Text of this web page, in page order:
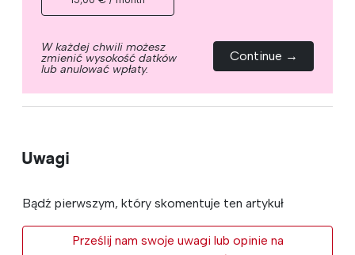
W każdej chwili możesz
zmienić wysokość datków
lub anulować wpłaty.
Continue →
Uwagi
Bądź pierwszym, który skomentuje ten artykuł
Prześlij nam swoje uwagi lub opinie na